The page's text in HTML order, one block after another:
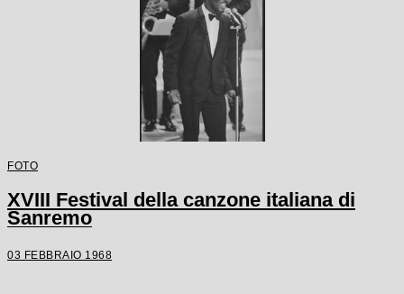
FOTO
XVIII Festival della canzone italiana di
Sanremo
03 FEBBRAIO 1968